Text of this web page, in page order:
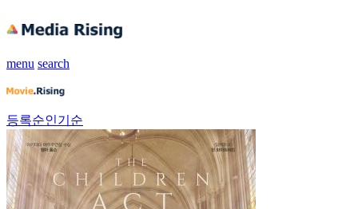
menu search
등록순인기순